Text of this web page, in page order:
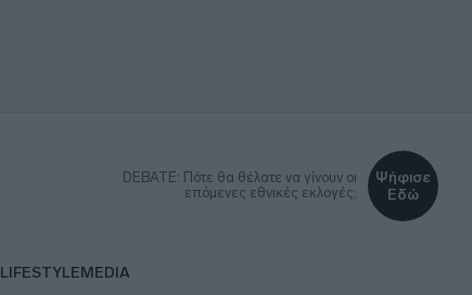
DEBATE: Πότε θα θέλατε να γίνουν οι
επόμενες εθνικές εκλογές;
Ψήφισε
Εδώ
LIFESTYLEMEDIA